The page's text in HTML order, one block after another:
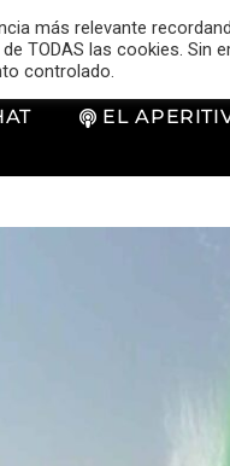
EL
más relevante
TODAS las cookies. Sin
controlado.